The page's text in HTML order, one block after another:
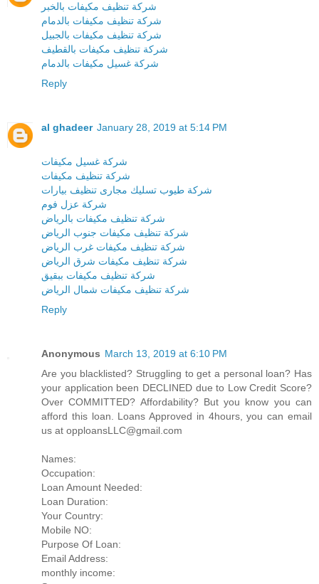
شركة تنظيف مكيفات بالخبر
شركة تنظيف مكيفات بالدمام
شركة تنظيف مكيفات بالجبيل
شركة تنظيف مكيفات بالقطيف
شركة غسيل مكيفات بالدمام
Reply
al ghadeer January 28, 2019 at 5:14 PM
شركة غسيل مكيفات
شركة تنظيف مكيفات
شركة طيوب تسليك مجارى تنظيف بيارات
شركة عزل فوم
شركة تنظيف مكيفات بالرياض
شركة تنظيف مكيفات جنوب الرياض
شركة تنظيف مكيفات غرب الرياض
شركة تنظيف مكيفات شرق الرياض
شركة تنظيف مكيفات ببقيق
شركة تنظيف مكيفات شمال الرياض
Reply
Anonymous March 13, 2019 at 6:10 PM
Are you blacklisted? Struggling to get a personal loan? Has
your application been DECLINED due to Low Credit Score?
Over COMMITTED? Affordability? But you know you can
afford this loan. Loans Approved in 4hours, you can email
us at opploansLLC@gmail.com
Names:
Occupation:
Loan Amount Needed:
Loan Duration:
Your Country:
Mobile NO:
Purpose Of Loan:
Email Address:
monthly income: